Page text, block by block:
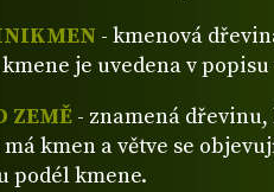
- kmenová
je uvedena v
ZEMĚ- znamená dřevinu,
kmen a větve se
podél kmene.